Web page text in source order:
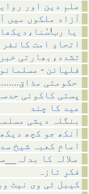
علمِ دین اور
آزاد ملکوں میں
اتحادِ امت
تشدد،بھارتی
فلپائن -
پستی کاکوئی
عید کا چند
بنگلہ دیشی
آنکھ جو کچھ
امامِ کعبہ شیخ
فکرِ تازہ
کیبل ٹی وی نیٹ